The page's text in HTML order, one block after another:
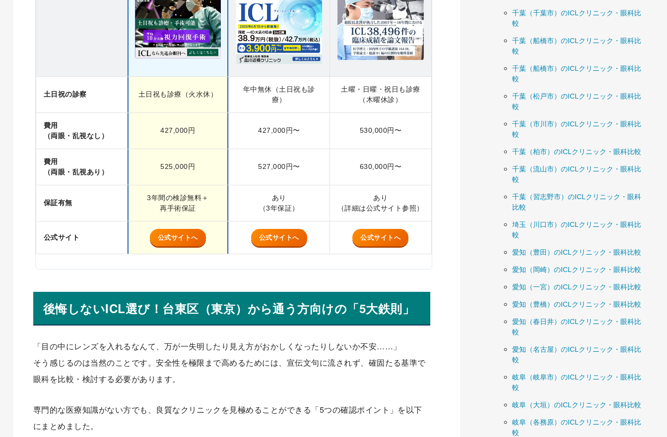
土日祝の診察 土日祝も診療（火水休）
年中無休（土日祝も診
療）
土曜・日曜・祝日も診療
（木曜休診）
費用
（両眼・乱視なし）
427,000円 427,000円〜 530,000円〜
費用
（両眼・乱視あり）
525,000円 527,000円〜 630,000円〜
保証有無
3年間の検診無料＋
再手術保証
あり
（3年保証）
あり
（詳細は公式サイト参照）
公式サイト 公式サイトへ 公式サイトへ 公式サイトへ
後悔しないICL選び！台東区（東京）から通う方向けの「5大鉄則」
「目の中にレンズを入れるなんて、万が一失明したり見え方がおかしくなったりしないか不安……」
そう感じるのは当然のことです。安全性を極限まで高めるためには、宣伝文句に流されず、確固たる基準で
眼科を比較・検討する必要があります。
専門的な医療知識がない方でも、良質なクリニックを見極めることができる「5つの確認ポイント」を以下
にまとめました。
千葉（千葉市）のICLクリニック・眼科比
較
千葉（船橋市）のICLクリニック・眼科比
較
千葉（船橋市）のICLクリニック・眼科比
較
千葉（松戸市）のICLクリニック・眼科比
較
千葉（市川市）のICLクリニック・眼科比
較
千葉（柏市）のICLクリニック・眼科比較
千葉（流山市）のICLクリニック・眼科比
較
千葉（習志野市）のICLクリニック・眼科
比較
埼玉（川口市）のICLクリニック・眼科比
較
愛知（豊田）のICLクリニック・眼科比較
愛知（岡崎）のICLクリニック・眼科比較
愛知（一宮）のICLクリニック・眼科比較
愛知（豊橋）のICLクリニック・眼科比較
愛知（春日井）のICLクリニック・眼科比
較
愛知（名古屋）のICLクリニック・眼科比
較
岐阜（岐阜市）のICLクリニック・眼科比
較
岐阜（大垣）のICLクリニック・眼科比較
岐阜（各務原）のICLクリニック・眼科比
較